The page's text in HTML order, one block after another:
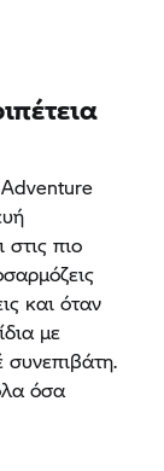
πιο
και όταν
με
συνεπιβάτη.
όσα